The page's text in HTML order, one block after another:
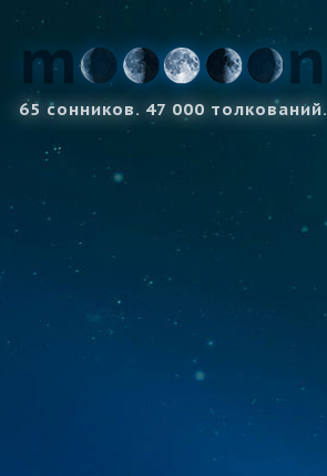
65 сонников. 47 000 толкований.